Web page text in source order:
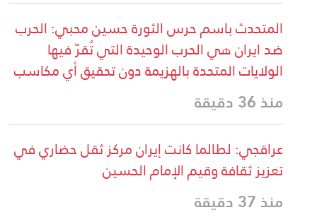
المتحدث باسم حرس الثورة حسين محبي: الحرب
ضد ايران هي الحرب الوحيدة التي تُقرّ فيها
الولايات المتحدة بالهزيمة دون تحقيق أي مكاسب
منذ 36 دقيقة
عراقجي: لطالما كانت إيران مركز ثقل حضاري في
تعزيز ثقافة وقيم الإمام الحسين
منذ 37 دقيقة